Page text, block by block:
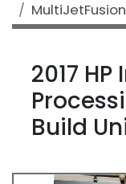
2017 HP
Build